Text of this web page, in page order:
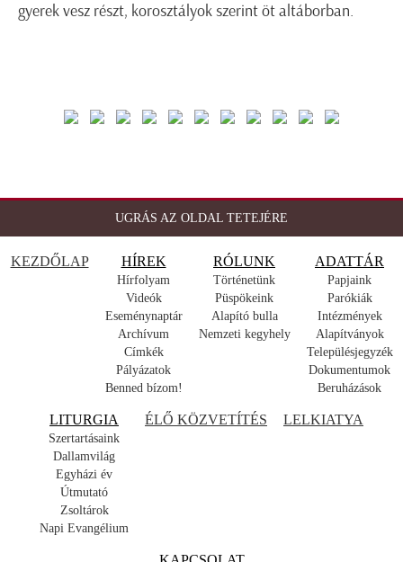
gyerek vesz részt, korosztályok szerint öt altáborban.
UGRÁS AZ OLDAL TETEJÉRE
KEZDŐLAP HÍREK
Hírfolyam
Videók
Eseménynaptár
Archívum
Címkék
Pályázatok
Benned bízom!
RÓLUNK
Történetünk
Püspökeink
Alapító bulla
Nemzeti kegyhely
ADATTÁR
Papjaink
Parókiák
Intézmények
Alapítványok
Településjegyzék
Dokumentumok
Beruházások
LITURGIA
Szertartásaink
Dallamvilág
Egyházi év
Útmutató
Zsoltárok
Napi Evangélium
ÉLŐ KÖZVETÍTÉS LELKIATYA